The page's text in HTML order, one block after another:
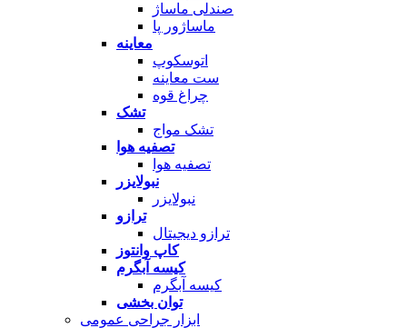
صندلی ماساژ
ماساژور پا
معاینه
اتوسکوپ
ست معاینه
چراغ قوه
تشک
تشک مواج
تصفیه هوا
تصفیه هوا
نبولایزر
نبولایزر
ترازو
ترازو دیجیتال
کاپ وانتوز
کیسه آبگرم
کیسه آبگرم
توان بخشی
ابزار جراحی عمومی